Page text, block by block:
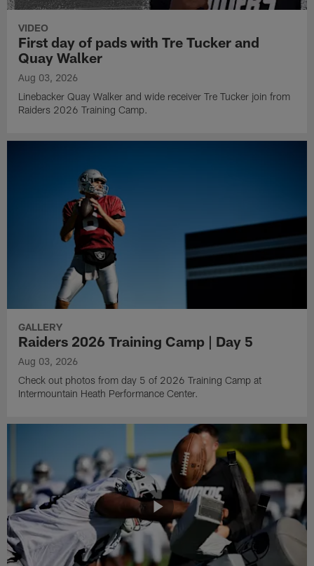
VIDEO
First day of pads with Tre Tucker and
Quay Walker
Aug 03, 2026
Linebacker Quay Walker and wide receiver Tre Tucker join from
Raiders 2026 Training Camp.
GALLERY
Raiders 2026 Training Camp | Day 5
Aug 03, 2026
Check out photos from day 5 of 2026 Training Camp at
Intermountain Heath Performance Center.